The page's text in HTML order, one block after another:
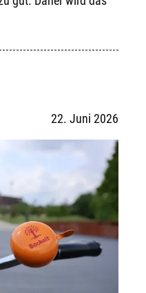
22. Juni 2026